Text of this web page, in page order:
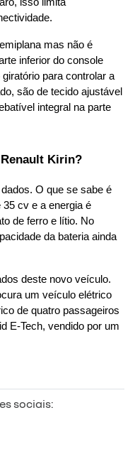
mas não é
inferior do console
para controlar a
são de tecido ajustável
integral na parte
Kirin?
O que se sabe é
cv e a energia é
de ferro e lítio. No
da bateria ainda
deste novo veículo.
um veículo elétrico
de quatro passageiros
E-Tech, vendido por um
sociais: